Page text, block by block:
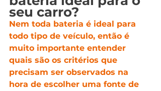
seu carro?
Nem toda bateria é ideal para
todo tipo de veículo, então é
muito importante entender
quais são os critérios que
precisam ser observados na
hora de escolher uma fonte de